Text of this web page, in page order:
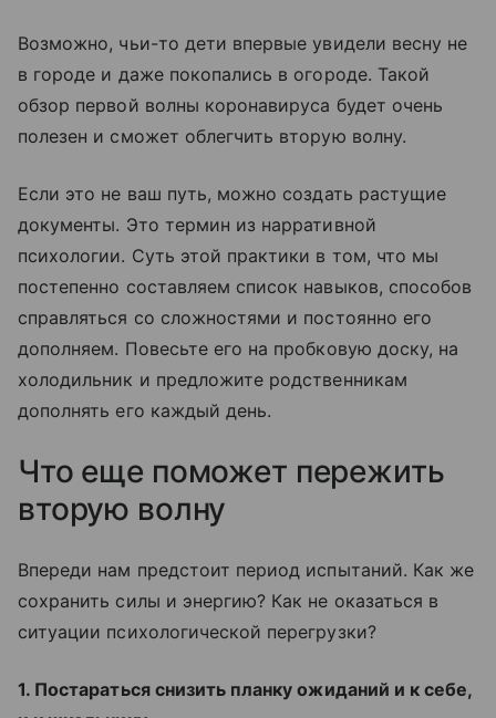
Возможно, чьи-то дети впервые увидели весну не
в городе и даже покопались в огороде. Такой
обзор первой волны коронавируса будет очень
полезен и сможет облегчить вторую волну.
Если это не ваш путь, можно создать растущие
документы. Это термин из нарративной
психологии. Суть этой практики в том, что мы
постепенно составляем список навыков, способов
справляться со сложностями и постоянно его
дополняем. Повесьте его на пробковую доску, на
холодильник и предложите родственникам
дополнять его каждый день.
Что еще поможет пережить
вторую волну
Впереди нам предстоит период испытаний. Как же
сохранить силы и энергию? Как не оказаться в
ситуации психологической перегрузки?
1. Постараться снизить планку ожиданий и к себе,